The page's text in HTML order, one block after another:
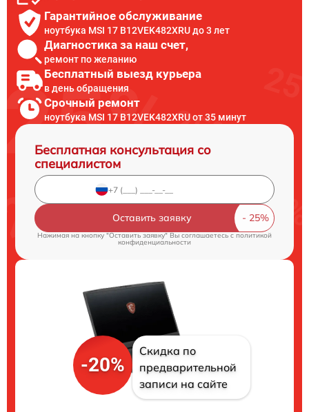
Гарантийное обслуживание
ноутбука MSI 17 B12VEK482XRU до 3 лет
Диагностика за наш счет,
ремонт по желанию
Бесплатный выезд курьера
в день обращения
Срочный ремонт
ноутбука MSI 17 B12VEK482XRU от 35 минут
Бесплатная консультация со
специалистом
Оставить заявку
Нажимая на кнопку "Оставить заявку" Вы соглашаетесь cполитикой
конфиденциальности
-20%
Скидка по
предварительной
записи на сайте